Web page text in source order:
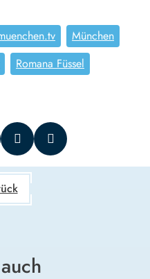
München
Romana Füssel